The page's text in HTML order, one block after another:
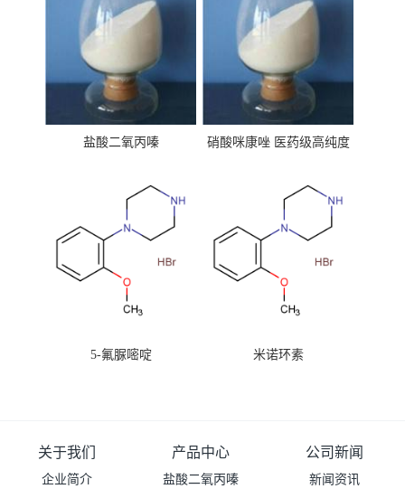
盐酸二氧丙嗪
硝酸咪康唑 医药级高纯度
5-氟脲嘧啶 米诺环素
关于我们
企业简介
产品中心
盐酸二氧丙嗪
公司新闻
新闻资讯